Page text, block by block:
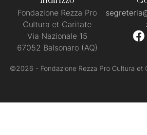
Via Nazionale 15
67052 Balsonaro (AQ)
©2026 - Fondazione Rezza Pro Cultura et